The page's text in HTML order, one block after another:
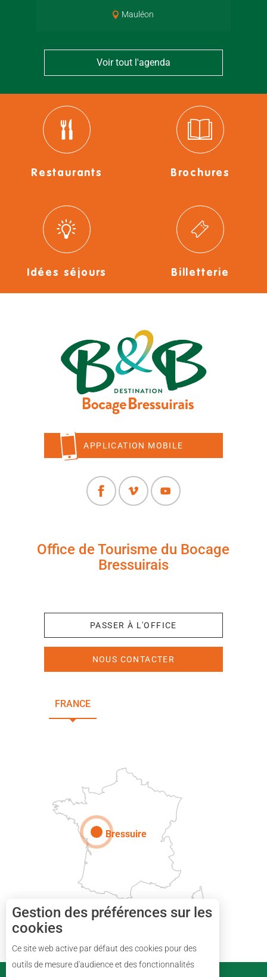
Description
Mauléon
Voir tout l'agenda
Restaurants Brochures
Idées séjours Billetterie
APPLICATION MOBILE
Office de Tourisme du Bocage
Bressuirais
PASSER À L'OFFICE
NOUS CONTACTER
FRANCE
Bressuire
Gestion des préférences sur les
cookies
Ce site web active par défaut des cookies pour des
outils de mesure d'audience et des fonctionnalités